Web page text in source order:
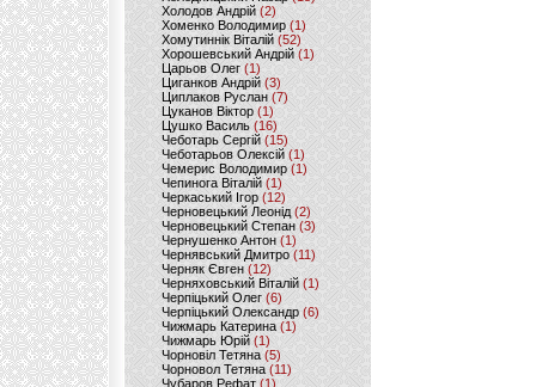
Холодов Андрій (2)
Хоменко Володимир (1)
Хомутиннік Віталій (52)
Хорошевський Андрій (1)
Царьов Олег (1)
Циганков Андрій (3)
Циплаков Руслан(7)
Цуканов Віктор (1)
Цушко Василь (16)
Чеботарь Сергій (15)
Чеботарьов Олексій (1)
Чемерис Володимир (1)
Чепинога Віталій (1)
Черкаський Ігор (12)
Черновецький Леонід(2)
Черновецький Степан (3)
Чернушенко Антон (1)
Чернявський Дмитро(11)
Черняк Євген(12)
Черняховський Віталій (1)
Черпіцький Олег (6)
Черпіцький Олександр (6)
Чижмарь Катерина (1)
Чижмарь Юрій (1)
Чорновіл Тетяна (5)
Чорновол Тетяна (11)
Чубаров Рефат (1)